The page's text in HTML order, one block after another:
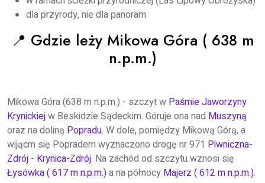
dla przyrody, nie dla panoram
📍 Gdzie leży Mikowa Góra ( 638 m
n.p.m.)
Mikowa Góra (638 m n.p.m.) - szczyt w Paśmie Jaworzyny
Krynickiejw Beskidzie Sądeckim. Góruje ona nad Muszyną
oraz na doliną Popradu. W dole, pomiędzy Mikową Górą, a
wijącm się Popradem wyznaczono drogę nr 971 Piwniczna-
Zdrój - Krynica-Zdrój. Na zachód od szczytu wznosi się
Łysówka ( 617 m n.p.m.)a na północy Majerz ( 612 m n.p.m.).